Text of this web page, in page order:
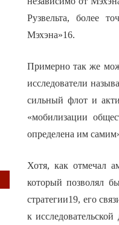
Рузвельта, более
Мэхэна»16.
Примерно так же
исследователи
сильный флот и
«мобилизации
определена им
Хотя, как отмечал
который позволял
стратегии19, его
к